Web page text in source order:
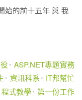
始的前十五年 與 我
ASP.NET專題實務
資訊科系
IT邦幫忙
程式教學 第一份工作